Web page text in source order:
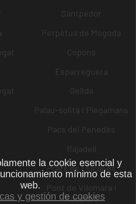
Santpedor
Perpètua de Mogoda
Copons
Esparreguera
Gelida
Palau-solità i Plegamans
Pacs del Penedès
Rajadell
Prats de Lluçanès
Pont de Vilomara i
Rocafort
la cookie esencial y
mínimo de esta
web.
y gestión de cookies